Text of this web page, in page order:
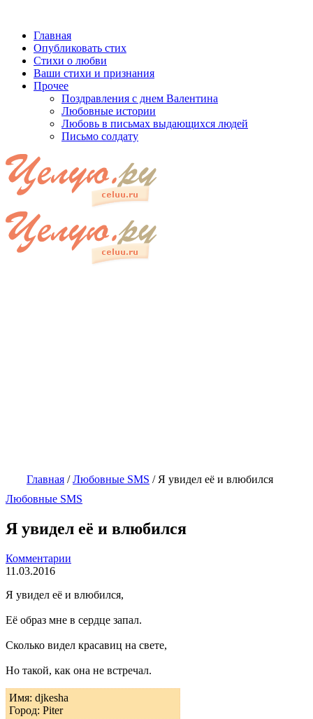
Главная
Опубликовать стих
Стихи о любви
Ваши стихи и признания
Прочее
Поздравления с днем Валентина
Любовные истории
Любовь в письмах выдающихся людей
Письмо солдату
Главная /Любовные SMS / Я увидел её и влюбился
Любовные SMS
Я увидел её и влюбился
Комментарии
11.03.2016
Я увидел её и влюбился,
Её образ мне в сердце запал.
Сколько видел красавиц на свете,
Но такой, как она не встречал.
Имя: djkesha
Город: Piter